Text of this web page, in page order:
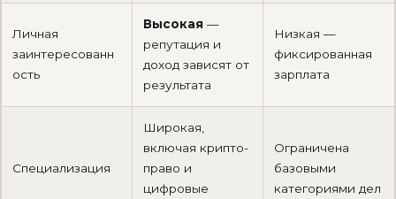
Личная
заинтересованн
ость
Высокая —
репутация и
доход зависят от
результата
Низкая —
фиксированная
зарплата
Специализация
Широкая,
включая крипто-
право и
цифровые
Ограничена
базовыми
категориями дел